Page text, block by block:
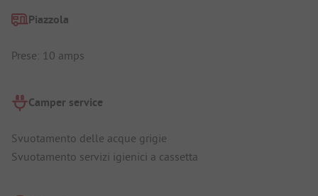
Piazzola
Prese: 10 amps
Camper service
Svuotamento delle acque grigie
Svuotamento servizi igienici a cassetta